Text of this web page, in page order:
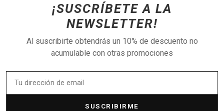
¡SUSCRÍBETE A LA
NEWSLETTER!
Al suscribirte obtendrás un 10% de descuento no
acumulable con otras promociones
SUSCRIBIRME